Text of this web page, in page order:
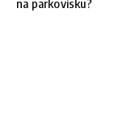
na parkovisku?